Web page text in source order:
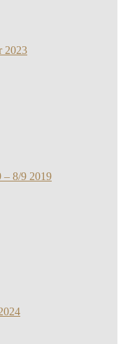
2023
– 8/9 2019